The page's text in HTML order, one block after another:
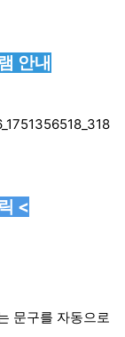
안내
<
문구를 자동으로